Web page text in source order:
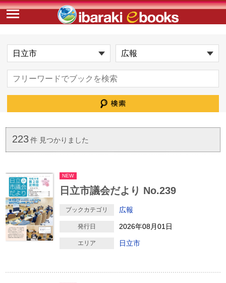
223 件 見つかりました
NEW
日立市議会だより No.239
ブックカテゴリ 広報
発行日 2026年08月01日
エリア 日立市